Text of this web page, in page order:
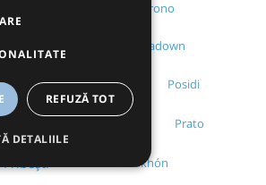
Polychrono
Popești VN Portadown
Porumbacu de Jos Posidi
Prato
Pribești Promakhón
REFUZĂ TOT
DETALIILE